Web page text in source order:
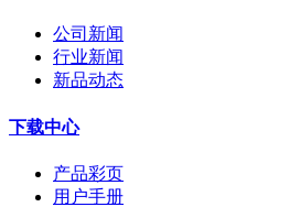
公司新闻
行业新闻
新品动态
下载中心
产品彩页
用户手册